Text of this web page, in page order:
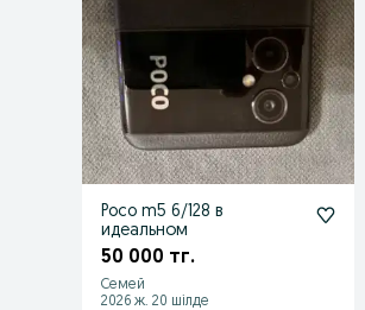
Poco m5 6/128 в
идеальном
50 000 тг.
Семей
2026 ж. 20 шілде